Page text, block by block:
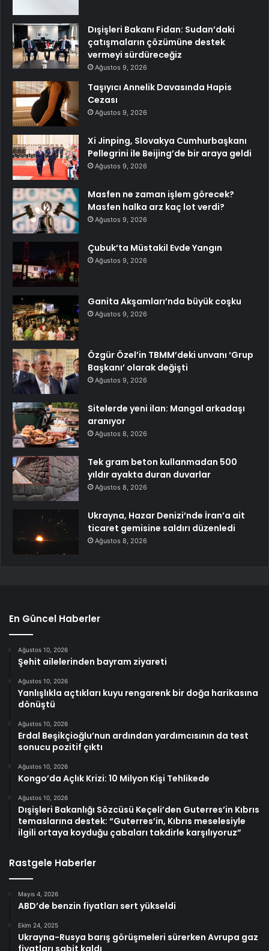
Dışişleri Bakanı Fidan: Sudan’daki
çatışmaların çözümüne destek
vermeyi sürdüreceğiz
Ağustos 9, 2026
Taşıyıcı Annelik Davasında Hapis
Cezası
Ağustos 9, 2026
Xi Jinping, Slovakya Cumhurbaşkanı
Pellegrini ile Beijing’de bir araya geldi
Ağustos 9, 2026
Masfen ne zaman işlem görecek?
Masfen halka arz kaç lot verdi?
Ağustos 9, 2026
Çubuk’ta Müstakil Evde Yangın
Ağustos 9, 2026
Ganita Akşamları’nda büyük coşku
Ağustos 9, 2026
Özgür Özel’in TBMM’deki unvanı ‘Grup
Başkanı’ olarak değişti
Ağustos 9, 2026
Sitelerde yeni ilan: Mangal arkadaşı
aranıyor
Ağustos 8, 2026
Tek gram beton kullanmadan 500
yıldır ayakta duran duvarlar
Ağustos 8, 2026
Ukrayna, Hazar Denizi’nde İran’a ait
ticaret gemisine saldırı düzenledi
Ağustos 8, 2026
En Güncel Haberler
Ağustos 10, 2026
Şehit ailelerinden bayram ziyareti
Ağustos 10, 2026
Yanlışlıkla açtıkları kuyu rengarenk bir doğa harikasına
dönüştü
Ağustos 10, 2026
Erdal Beşikçioğlu’nun ardından yardımcısının da test
sonucu pozitif çıktı
Ağustos 10, 2026
Kongo’da Açlık Krizi: 10 Milyon Kişi Tehlikede
Ağustos 10, 2026
Dışişleri Bakanlığı Sözcüsü Keçeli’den Guterres’in Kıbrıs
temaslarına destek: “Guterres’in, Kıbrıs meselesiyle
ilgili ortaya koyduğu çabaları takdirle karşılıyoruz”
Rastgele Haberler
Mayıs 4, 2026
ABD’de benzin fiyatları sert yükseldi
Ekim 24, 2025
Ukrayna-Rusya barış görüşmeleri sürerken Avrupa gaz